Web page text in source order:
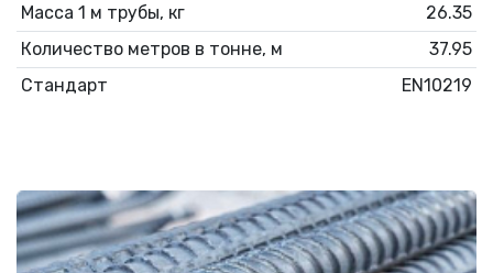
Масса 1 м трубы, кг
26.35
Количество метров в тонне, м
37.95
Стандарт
EN10219